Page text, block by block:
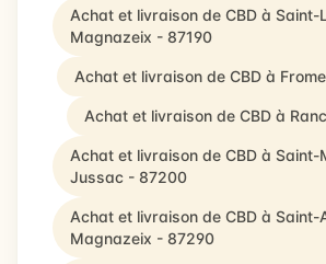
Achat et livraison de CBD à Saint-
Magnazeix - 87190
Achat et livraison de CBD à
Achat et livraison de CBD à
Achat et livraison de CBD à
Jussac - 87200
Achat et livraison de CBD à Saint-
Magnazeix - 87290